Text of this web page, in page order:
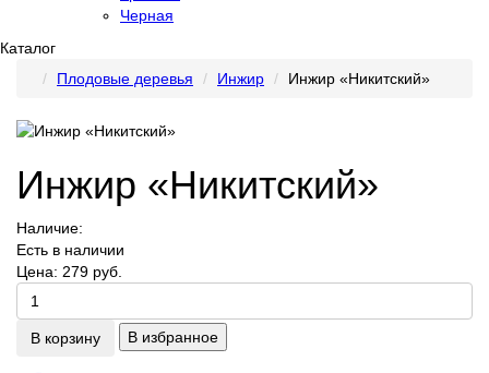
Черная
Каталог
Плодовые деревья
Инжир Инжир «Никитский»
Инжир «Никитский»
Наличие:
Есть в наличии
Цена: 279 руб.
В корзину В избранное